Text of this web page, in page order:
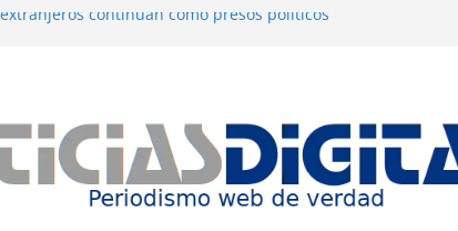
continúan como presos políticos
exige justicia por muerte del preso
Francés culmina muestra histórica y